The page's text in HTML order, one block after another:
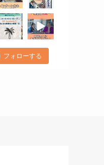
フォローする